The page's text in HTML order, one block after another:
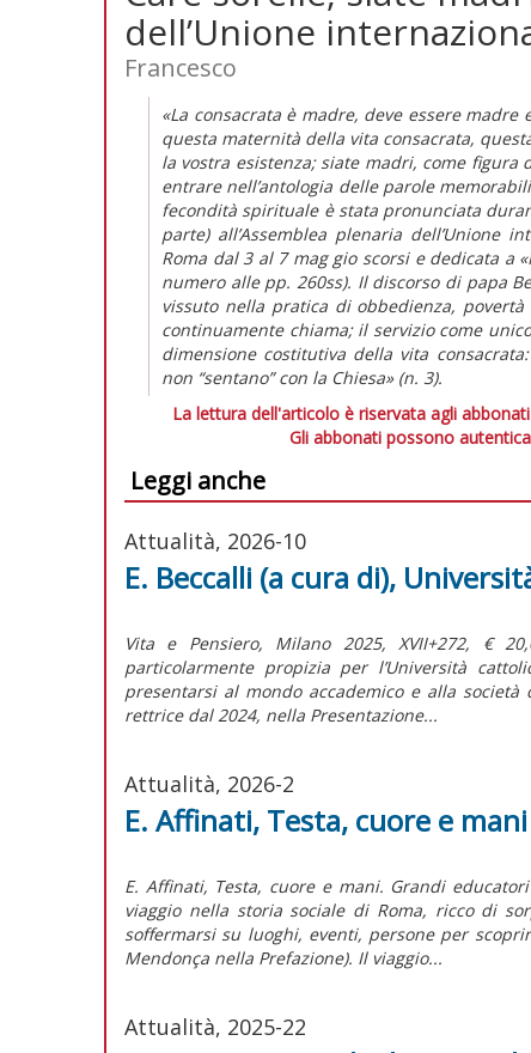
dell’Unione
Francesco
«La consacrata è madre, deve essere
questa maternità della vita consacrata,
la vostra esistenza; siate madri, come figura
entrare nell’antologia delle parole
fecondità spirituale è stata pronunciata
parte) all’Assemblea plenaria dell’Unione
Roma dal 3 al 7 mag gio scorsi e dedicata a
numero alle pp. 260ss). Il discorso di papa
vissuto nella pratica di obbedienza,
continuamente chiama; il servizio come
dimensione costitutiva della vita
non “sentano” con la Chiesa» (n. 3).
La lettura dell'articolo è riservata agli
Gli abbonati possono
Leggi anche
Attualità, 2026-10
E. Beccalli (a cura di),
Vita e Pensiero, Milano 2025, XVII+272, €
particolarmente propizia per l’Università
presentarsi al mondo accademico e alla
rettrice dal 2024, nella Presentazione...
Attualità, 2026-2
E. Affinati, Testa, cuore e mani
E. Affinati, Testa, cuore e mani. Grandi
viaggio nella storia sociale di Roma, ricco di
soffermarsi su luoghi, eventi, persone per
Mendonça nella Prefazione). Il viaggio...
Attualità, 2025-22